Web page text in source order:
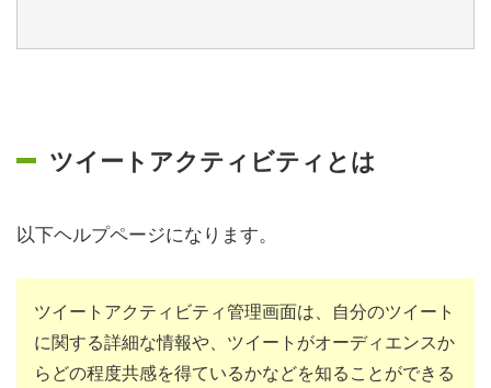
ツイートアクティビティとは
以下ヘルプページになります。
ツイートアクティビティ管理画面は、自分のツイート
に関する詳細な情報や、ツイートがオーディエンスか
らどの程度共感を得ているかなどを知ることができる